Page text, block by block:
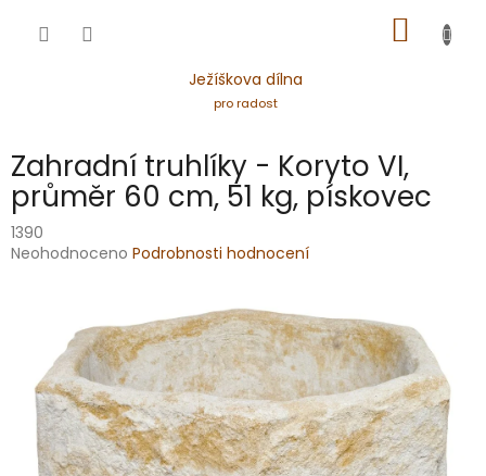
Ježíškova dílna
pro radost
KOŠÍK
Zahradní truhlíky - Koryto VI,
průměr 60 cm, 51 kg, pískovec
1390
Průměrné
hvězdiček.
Neohodnoceno Podrobnosti hodnocení